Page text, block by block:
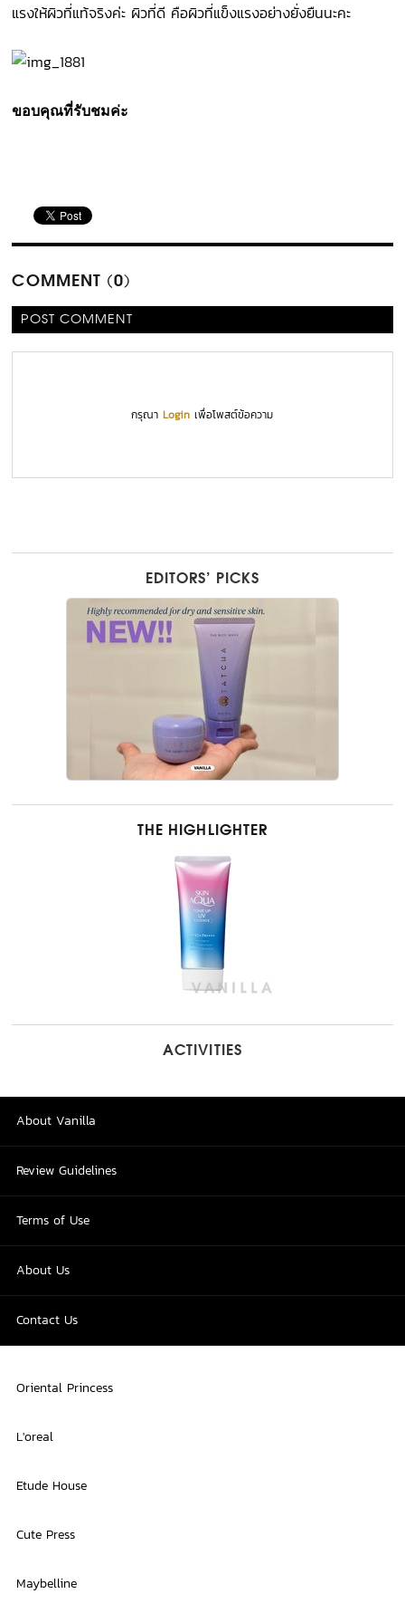
แรงให้ผิวที่แท้จริงค่ะ ผิวที่ดี คือผิวที่แข็งแรงอย่างยั่งยืนนะคะ
ขอบคุณที่รับชมค่ะ
COMMENT (0)
POST COMMENT
กรุณาLogin เพื่อโพสต์ข้อความ
EDITORS’ PICKS
THE HIGHLIGHTER
ACTIVITIES
About Vanilla
Review Guidelines
Terms of Use
About Us
Contact Us
Oriental Princess
L'oreal
Etude House
Cute Press
Maybelline